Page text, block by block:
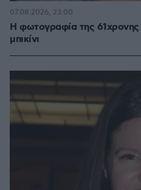
Η φωτογραφία της 61χρονης
μπικίνι
07.08.2026, 23:00